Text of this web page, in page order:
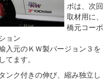
ボは、次回
取材用に、
橋元コーポ
ョン
入元のＫＷ製バージョン３を
てます。
ンク付きの伸び、縮み独立し